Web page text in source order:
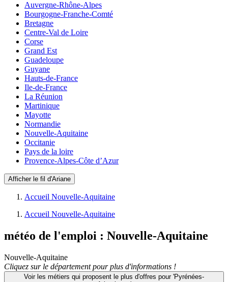
Auvergne-Rhône-Alpes
Bourgogne-Franche-Comté
Bretagne
Centre-Val de Loire
Corse
Grand Est
Guadeloupe
Guyane
Hauts-de-France
Ile-de-France
La Réunion
Martinique
Mayotte
Normandie
Nouvelle-Aquitaine
Occitanie
Pays de la loire
Provence-Alpes-Côte d’Azur
Afficher le fil d'Ariane
Accueil Nouvelle-Aquitaine
Accueil Nouvelle-Aquitaine
météo de l'emploi : Nouvelle-Aquitaine
Nouvelle-Aquitaine
Cliquez sur le département pour plus d'informations !
Voir les métiers qui proposent le plus d'offres pour 'Pyrénées-